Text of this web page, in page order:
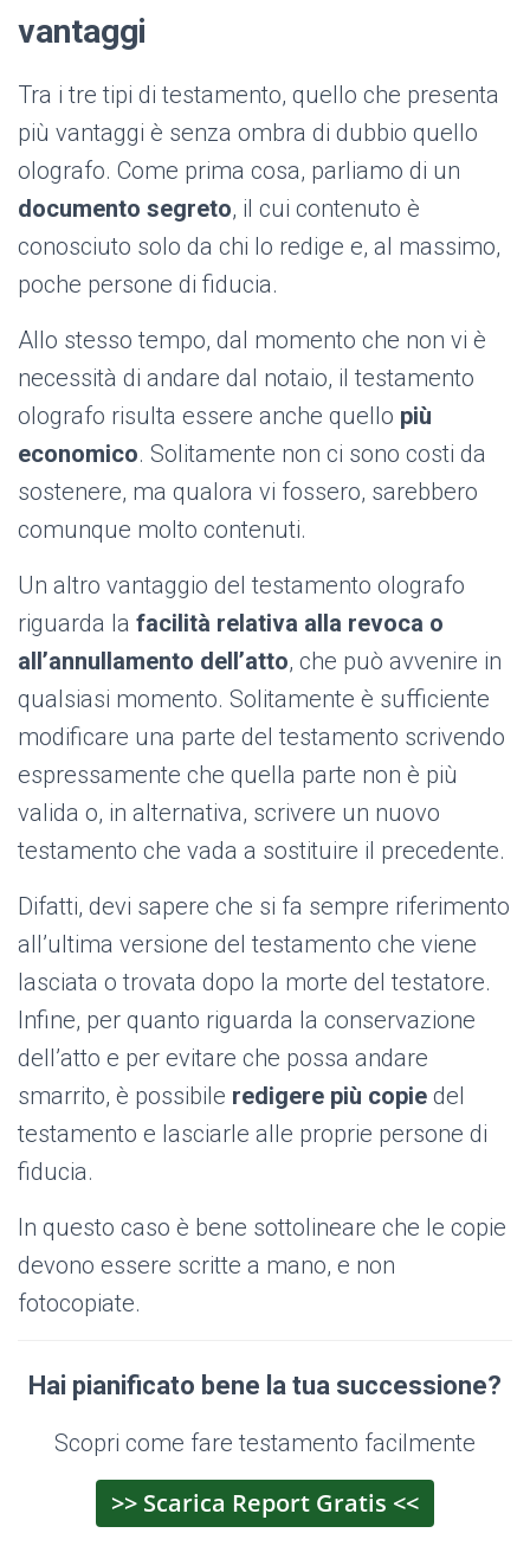
vantaggi
Tra i tre tipi di testamento, quello che presenta
più vantaggi è senza ombra di dubbio quello
olografo. Come prima cosa, parliamo di un
documento segreto, il cui contenuto è
conosciuto solo da chi lo redige e, al massimo,
poche persone di fiducia.
Allo stesso tempo, dal momento che non vi è
necessità di andare dal notaio, il testamento
olografo risulta essere anche quello più
economico. Solitamente non ci sono costi da
sostenere, ma qualora vi fossero, sarebbero
comunque molto contenuti.
Un altro vantaggio del testamento olografo
riguarda la facilità relativa alla revoca o
all’annullamento dell’atto, che può avvenire in
qualsiasi momento. Solitamente è sufficiente
modificare una parte del testamento scrivendo
espressamente che quella parte non è più
valida o, in alternativa, scrivere un nuovo
testamento che vada a sostituire il precedente.
Difatti, devi sapere che si fa sempre riferimento
all’ultima versione del testamento che viene
lasciata o trovata dopo la morte del testatore.
Infine, per quanto riguarda la conservazione
dell’atto e per evitare che possa andare
smarrito, è possibile redigere più copie del
testamento e lasciarle alle proprie persone di
fiducia.
In questo caso è bene sottolineare che le copie
devono essere scritte a mano, e non
fotocopiate.
Hai pianificato bene la tua successione?
Scopri come fare testamento facilmente
>> Scarica Report Gratis <<